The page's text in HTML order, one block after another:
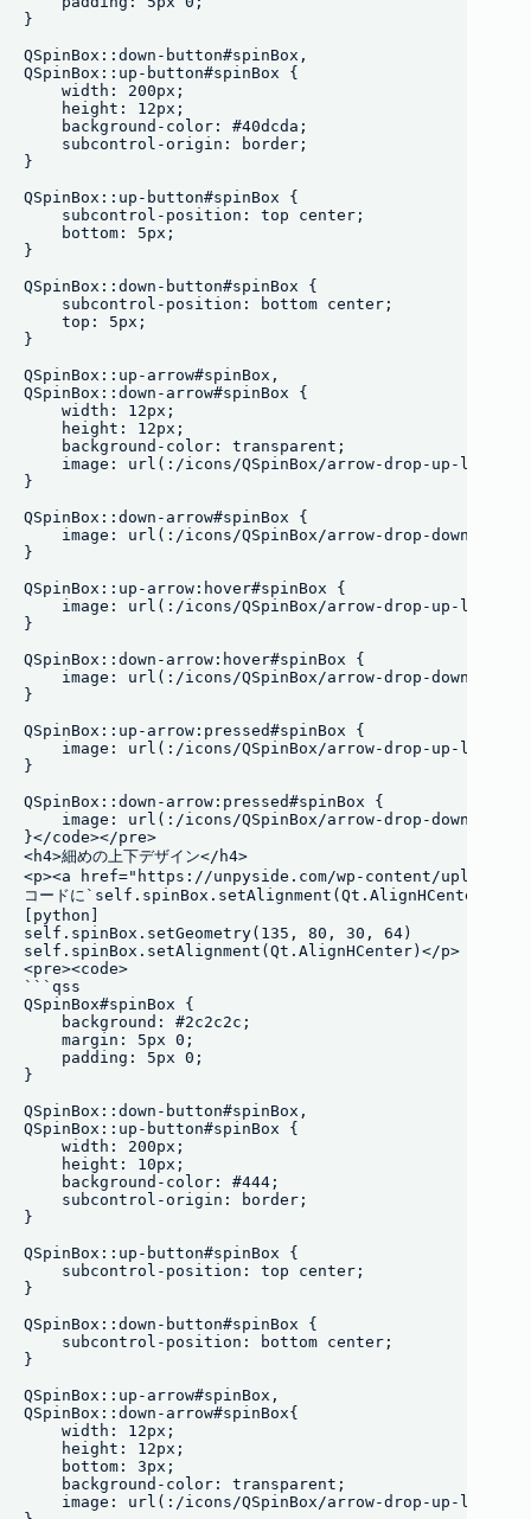
}
QSpinBox::down-button#spinBox,
QSpinBox::up-button#spinBox {
    width: 200px;
    height: 12px;
    background-color: #40dcda;
    subcontrol-origin: border;
}
QSpinBox::up-button#spinBox {
    subcontrol-position: top center;
    bottom: 5px;
}
QSpinBox::down-button#spinBox {
    subcontrol-position: bottom center;
    top: 5px;
}
QSpinBox::up-arrow#spinBox,
QSpinBox::down-arrow#spinBox {
    width: 12px;
    height: 12px;
    background-color: transparent;
image: url(:/icons/QSpinBox/arrow-drop-up-
}
QSpinBox::down-arrow#spinBox {
image: url(:/icons/QSpinBox/arrow-drop-down-
}
QSpinBox::up-arrow:hover#spinBox {
image: url(:/icons/QSpinBox/arrow-drop-up-
}
QSpinBox::down-arrow:hover#spinBox {
image: url(:/icons/QSpinBox/arrow-drop-down-
}
QSpinBox::up-arrow:pressed#spinBox {
image: url(:/icons/QSpinBox/arrow-drop-up-
}
QSpinBox::down-arrow:pressed#spinBox {
image: url(:/icons/QSpinBox/arrow-drop-down-
}</code></pre>
<h4>細めの上下デザイン</h4>
<p><a href="https://unpyside.com/wp-content/uploads/
コードに`self.spinBox.setAlignment(Qt.AlignHCenter)`を設定
[python]
self.spinBox.setGeometry(135, 80, 30, 64)
self.spinBox.setAlignment(Qt.AlignHCenter)</p>
<pre><code>
```qss
QSpinBox#spinBox {
    background: #2c2c2c;
    margin: 5px 0;
    padding: 5px 0;
}
QSpinBox::down-button#spinBox,
QSpinBox::up-button#spinBox {
    width: 200px;
    height: 10px;
    background-color: #444;
    subcontrol-origin: border;
}
QSpinBox::up-button#spinBox {
    subcontrol-position: top center;
}
QSpinBox::down-button#spinBox {
    subcontrol-position: bottom center;
}
QSpinBox::up-arrow#spinBox,
QSpinBox::down-arrow#spinBox{
    width: 12px;
    height: 12px;
    bottom: 3px;
    background-color: transparent;
image: url(:/icons/QSpinBox/arrow-drop-up-